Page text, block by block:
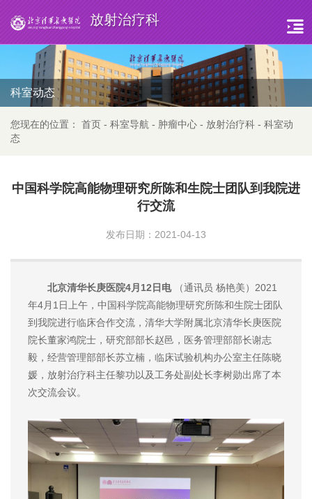
放射治疗科
科室动态
您现在的位置： 首页 - 科室导航 - 肿瘤中心 - 放射治疗科 - 科室动
态
中国科学院高能物理研究所陈和生院士团队到我院进
行交流
发布日期：2021-04-13
北京清华长庚医院4月12日电（通讯员 杨艳美）2021
年4月1日上午，中国科学院高能物理研究所陈和生院士团队
到我院进行临床合作交流，清华大学附属北京清华长庚医院
院长董家鸿院士，研究部部长赵邑，医务管理部部长谢志
毅，经营管理部部长苏立楠，临床试验机构办公室主任陈晓
媛，放射治疗科主任黎功以及工务处副处长李树勋出席了本
次交流会议。